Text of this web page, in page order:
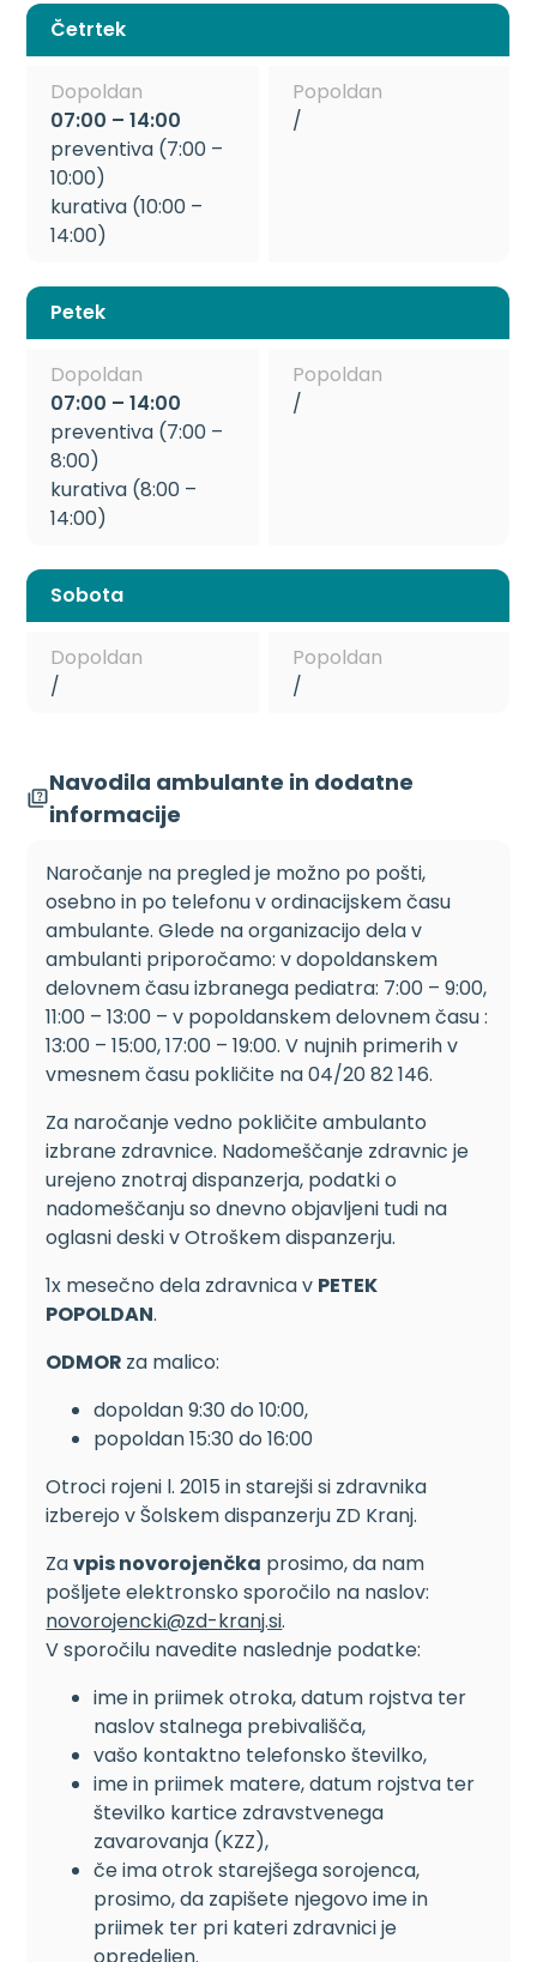
Četrtek
Dopoldan
07:00 – 14:00
preventiva (7:00 –
10:00)
kurativa (10:00 –
14:00)
Popoldan
/
Petek
Dopoldan
07:00 – 14:00
preventiva (7:00 –
8:00)
kurativa (8:00 –
14:00)
Popoldan
/
Sobota
Dopoldan
/
Popoldan
/
Navodila ambulante in dodatne
informacije
Naročanje na pregled je možno po pošti,
osebno in po telefonu v ordinacijskem času
ambulante. Glede na organizacijo dela v
ambulanti priporočamo: v dopoldanskem
delovnem času izbranega pediatra: 7:00 – 9:00,
11:00 – 13:00 – v popoldanskem delovnem času :
13:00 – 15:00, 17:00 – 19:00. V nujnih primerih v
vmesnem času pokličite na 04/20 82 146.
Za naročanje vedno pokličite ambulanto
izbrane zdravnice. Nadomeščanje zdravnic je
urejeno znotraj dispanzerja, podatki o
nadomeščanju so dnevno objavljeni tudi na
oglasni deski v Otroškem dispanzerju.
1x mesečno dela zdravnica v PETEK
POPOLDAN.
ODMOR za malico:
dopoldan 9:30 do 10:00,
popoldan 15:30 do 16:00
Otroci rojeni l. 2015 in starejši si zdravnika
izberejo v Šolskem dispanzerju ZD Kranj.
Zavpis novorojenčka prosimo, da nam
pošljete elektronsko sporočilo na naslov:
novorojencki@zd-kranj.si.
V sporočilu navedite naslednje podatke:
ime in priimek otroka, datum rojstva ter
naslov stalnega prebivališča,
vašo kontaktno telefonsko številko,
ime in priimek matere, datum rojstva ter
številko kartice zdravstvenega
zavarovanja (KZZ),
če ima otrok starejšega sorojenca,
prosimo, da zapišete njegovo ime in
priimek ter pri kateri zdravnici je